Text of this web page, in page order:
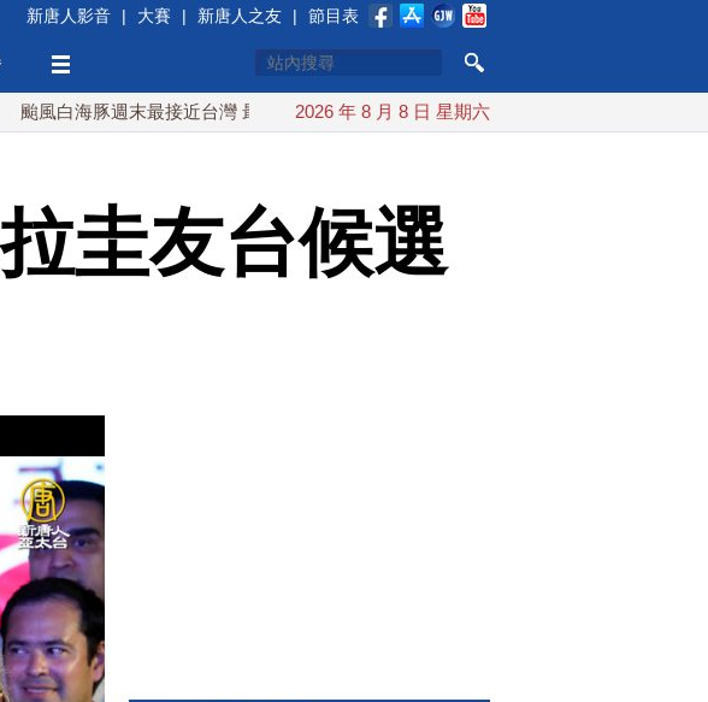
新唐人影音 | 大賽 | 新唐人之友 | 節目表
豚週末最接近台灣 最快9日可能登陸中國 台灣漢光首結合城鎮演習 AIT連續發文
2026 年 8 月 8 日 星期六
圭友台候選